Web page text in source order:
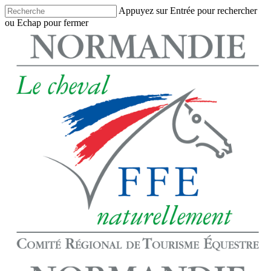
Skip
to
Appuyez sur Entrée pour rechercher
ou Echap pour fermer